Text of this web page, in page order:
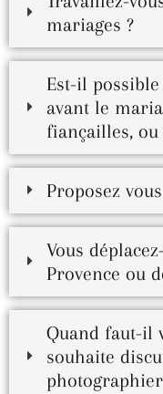
mariages ?
Est-il
avant le
fiançailles, ou
Proposez
Vous
Provence ou
Quand faut-il
souhaite